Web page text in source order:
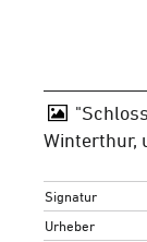
Winterthur,
Signatur
Urheber